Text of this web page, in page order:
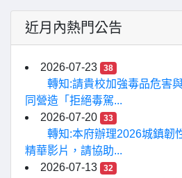
近月內熱門公告
2026-07-23 38
轉知:請貴校加強毒品危害
同營造「拒絕毒駕...
2026-07-20
33
轉知:本府辦理2026城鎮韌
精華影片，請協助...
2026-07-13
32